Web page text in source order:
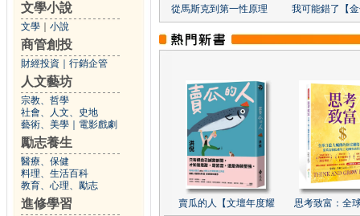
文學小說
文學 小說
商管創投
財經投資 行銷企管
人文藝坊
宗教、哲學
社會、人文、史地
藝術、美學
電影戲劇
勵志養生
醫療、保健
料理、生活百科
教育、心理、勵志
進修學習
從馬斯克到第一性原理 我可能錯了【
賣瓜的人【文壇年度耀 思考致富：全